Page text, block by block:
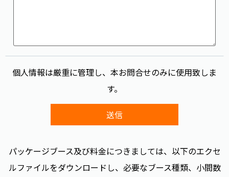
個人情報は厳重に管理し、本お問合せのみに使用致しま
す。
パッケージブース及び料金につきましては、以下のエクセ
ルファイルをダウンロードし、必要なブース種類、小間数